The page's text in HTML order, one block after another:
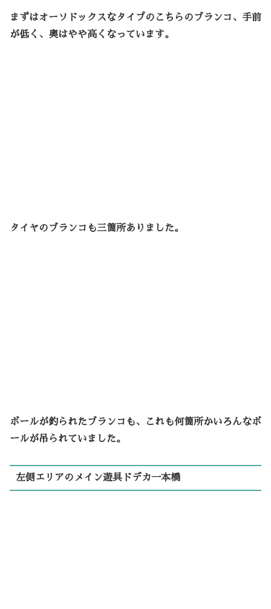
まずはオーソドックスなタイプのこちらのブランコ、手前
が低く、奥はやや高くなっています。
タイヤのブランコも三箇所ありました。
ボールが釣られたブランコも、これも何箇所かいろんなボ
ールが吊られていました。
左側エリアのメイン遊具ドデカ一本橋